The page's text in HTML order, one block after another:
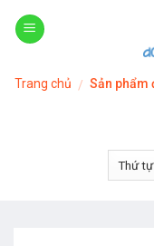
Skip
Trang chủ / Sản phẩm